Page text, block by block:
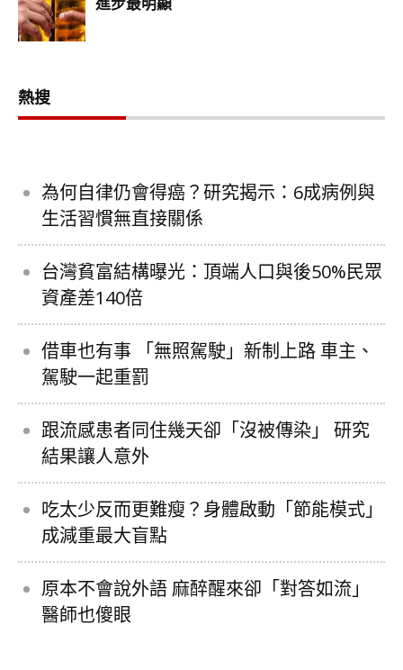
熱搜
為何自律仍會得癌？研究揭示：6成病例與
生活習慣無直接關係
台灣貧富結構曝光：頂端人口與後50%民眾
資產差140倍
借車也有事 「無照駕駛」新制上路 車主、
駕駛一起重罰
跟流感患者同住幾天卻「沒被傳染」 研究
結果讓人意外
吃太少反而更難瘦？身體啟動「節能模式」
成減重最大盲點
原本不會說外語 麻醉醒來卻「對答如流」
醫師也傻眼